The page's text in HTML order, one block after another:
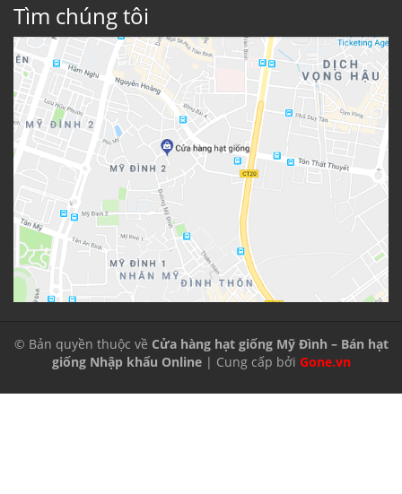
Tìm chúng tôi
© Bản quyền thuộc về Cửa hàng hạt giống Mỹ Đình – Bán hạt
giống Nhập khẩu Online| Cung cấp bởi Gone.vn